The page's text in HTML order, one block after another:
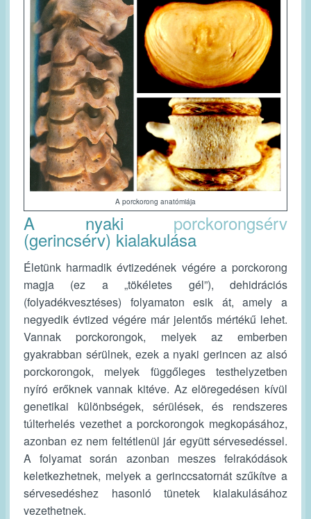
A porckorong anatómiája
A nyaki porckorongsérv
(gerincsérv) kialakulása
Életünk harmadik évtizedének végére a porckorong
magja (ez a „tökéletes gél”), dehidrációs
(folyadékvesztéses) folyamaton esik át, amely a
negyedik évtized végére már jelentős mértékű lehet.
Vannak porckorongok, melyek az emberben
gyakrabban sérülnek, ezek a nyaki gerincen az alsó
porckorongok, melyek függőleges testhelyzetben
nyíró erőknek vannak kitéve. Az elöregedésen kívül
genetikai különbségek, sérülések, és rendszeres
túlterhelés vezethet a porckorongok megkopásához,
azonban ez nem feltétlenül jár együtt sérvesedéssel.
A folyamat során azonban meszes felrakódások
keletkezhetnek, melyek a gerinccsatornát szűkítve a
sérvesedéshez hasonló tünetek kialakulásához
vezethetnek.